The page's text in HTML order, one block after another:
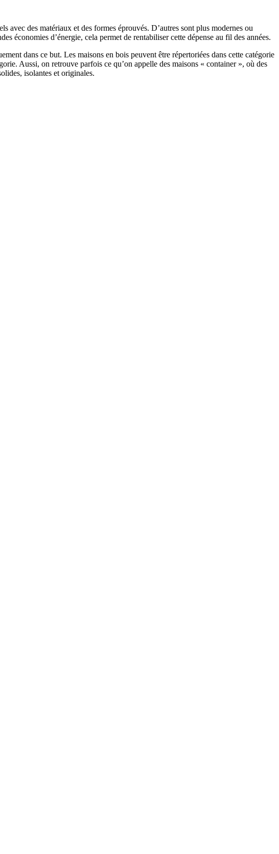
avec des matériaux et des formes éprouvés. D’autres sont plus modernes ou
économies d’énergie, cela permet de rentabiliser cette dépense au fil des années.
dans ce but. Les maisons en bois peuvent être répertoriées dans cette catégorie
Aussi, on retrouve parfois ce qu’on appelle des maisons « container », où des
isolantes et originales.